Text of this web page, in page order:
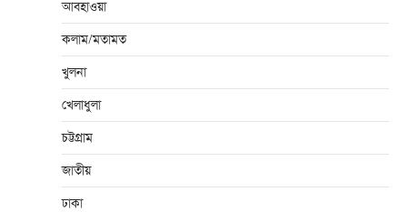
আবহাওয়া
কলাম/মতামত
খুলনা
খেলাধুলা
চট্টগ্রাম
জাতীয়
ঢাকা